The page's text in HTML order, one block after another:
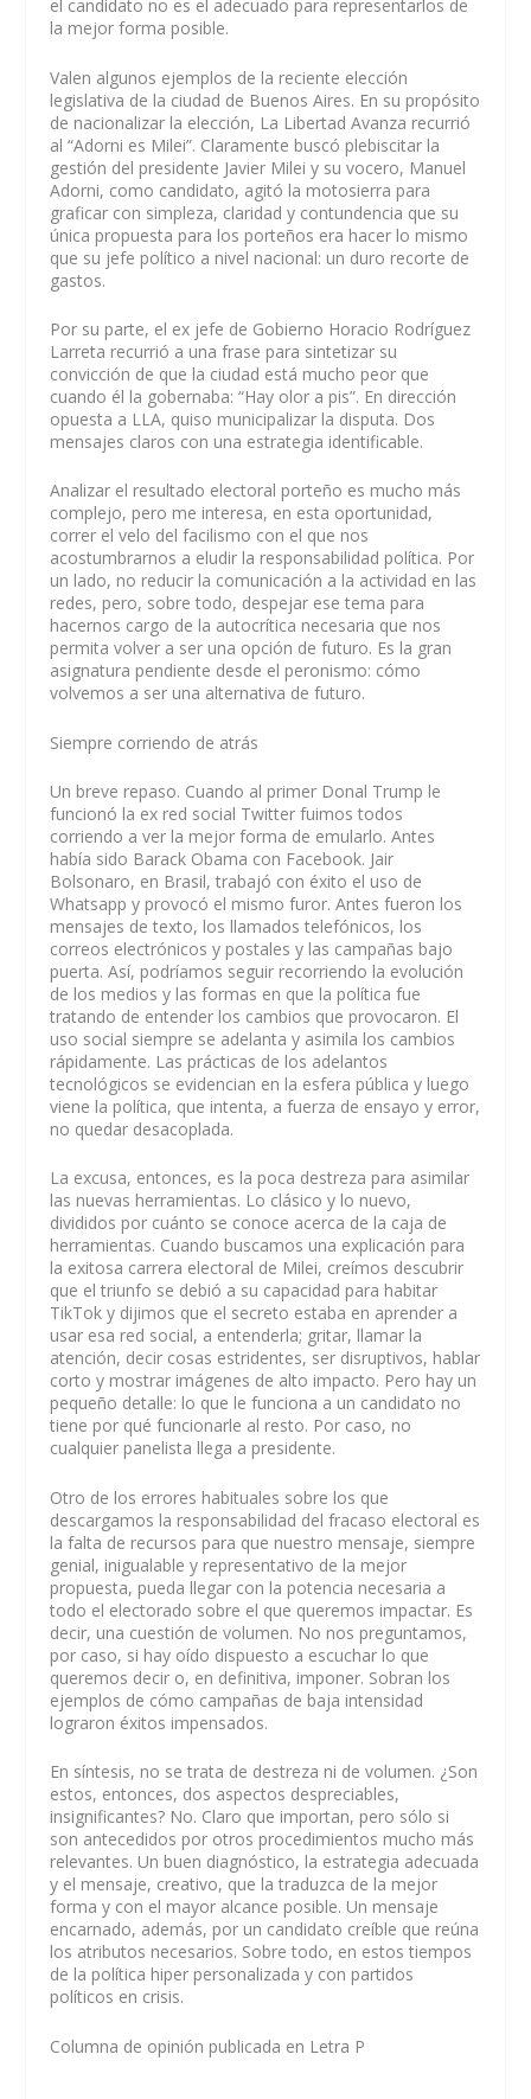
el candidato no es el adecuado para representarlos de
la mejor forma posible.
Valen algunos ejemplos de la reciente elección
legislativa de la ciudad de Buenos Aires. En su propósito
de nacionalizar la elección, La Libertad Avanza recurrió
al “Adorni es Milei”. Claramente buscó plebiscitar la
gestión del presidente Javier Milei y su vocero, Manuel
Adorni, como candidato, agitó la motosierra para
graficar con simpleza, claridad y contundencia que su
única propuesta para los porteños era hacer lo mismo
que su jefe político a nivel nacional: un duro recorte de
gastos.
Por su parte, el ex jefe de Gobierno Horacio Rodríguez
Larreta recurrió a una frase para sintetizar su
convicción de que la ciudad está mucho peor que
cuando él la gobernaba: “Hay olor a pis”. En dirección
opuesta a LLA, quiso municipalizar la disputa. Dos
mensajes claros con una estrategia identificable.
Analizar el resultado electoral porteño es mucho más
complejo, pero me interesa, en esta oportunidad,
correr el velo del facilismo con el que nos
acostumbrarnos a eludir la responsabilidad política. Por
un lado, no reducir la comunicación a la actividad en las
redes, pero, sobre todo, despejar ese tema para
hacernos cargo de la autocrítica necesaria que nos
permita volver a ser una opción de futuro. Es la gran
asignatura pendiente desde el peronismo: cómo
volvemos a ser una alternativa de futuro.
Siempre corriendo de atrás
Un breve repaso. Cuando al primer Donal Trump le
funcionó la ex red social Twitter fuimos todos
corriendo a ver la mejor forma de emularlo. Antes
había sido Barack Obama con Facebook. Jair
Bolsonaro, en Brasil, trabajó con éxito el uso de
Whatsapp y provocó el mismo furor. Antes fueron los
mensajes de texto, los llamados telefónicos, los
correos electrónicos y postales y las campañas bajo
puerta. Así, podríamos seguir recorriendo la evolución
de los medios y las formas en que la política fue
tratando de entender los cambios que provocaron. El
uso social siempre se adelanta y asimila los cambios
rápidamente. Las prácticas de los adelantos
tecnológicos se evidencian en la esfera pública y luego
viene la política, que intenta, a fuerza de ensayo y error,
no quedar desacoplada.
La excusa, entonces, es la poca destreza para asimilar
las nuevas herramientas. Lo clásico y lo nuevo,
divididos por cuánto se conoce acerca de la caja de
herramientas. Cuando buscamos una explicación para
la exitosa carrera electoral de Milei, creímos descubrir
que el triunfo se debió a su capacidad para habitar
TikTok y dijimos que el secreto estaba en aprender a
usar esa red social, a entenderla; gritar, llamar la
atención, decir cosas estridentes, ser disruptivos, hablar
corto y mostrar imágenes de alto impacto. Pero hay un
pequeño detalle: lo que le funciona a un candidato no
tiene por qué funcionarle al resto. Por caso, no
cualquier panelista llega a presidente.
Otro de los errores habituales sobre los que
descargamos la responsabilidad del fracaso electoral es
la falta de recursos para que nuestro mensaje, siempre
genial, inigualable y representativo de la mejor
propuesta, pueda llegar con la potencia necesaria a
todo el electorado sobre el que queremos impactar. Es
decir, una cuestión de volumen. No nos preguntamos,
por caso, si hay oído dispuesto a escuchar lo que
queremos decir o, en definitiva, imponer. Sobran los
ejemplos de cómo campañas de baja intensidad
lograron éxitos impensados.
En síntesis, no se trata de destreza ni de volumen. ¿Son
estos, entonces, dos aspectos despreciables,
insignificantes? No. Claro que importan, pero sólo si
son antecedidos por otros procedimientos mucho más
relevantes. Un buen diagnóstico, la estrategia adecuada
y el mensaje, creativo, que la traduzca de la mejor
forma y con el mayor alcance posible. Un mensaje
encarnado, además, por un candidato creíble que reúna
los atributos necesarios. Sobre todo, en estos tiempos
de la política hiper personalizada y con partidos
políticos en crisis.
Columna de opinión publicada en Letra P